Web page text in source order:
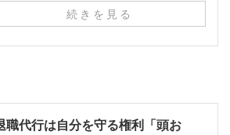
続きを見る
職代行は自分を守る権利「頭お